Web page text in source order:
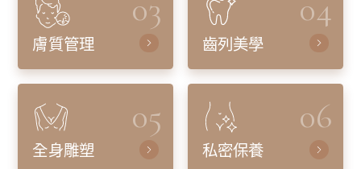
03
膚質管理
04
齒列美學
05
全身雕塑
06
私密保養